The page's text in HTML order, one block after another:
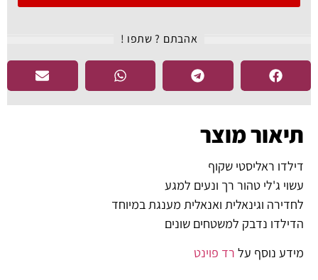
אהבתם ? שתפו !​
תיאור מוצר
דילדו ראליסטי שקוף
עשוי ג'לי טהור רך ונעים למגע
לחדירה וגינאלית ואנאלית מענגת במיוחד
הדילדו נדבק למשטחים שונים
מידע נוסף על רד פוינט